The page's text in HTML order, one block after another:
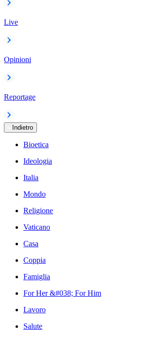
Live
Opinioni
Reportage
Indietro
Bioetica
Ideologia
Italia
Mondo
Religione
Vaticano
Casa
Coppia
Famiglia
For Her &#038; For Him
Lavoro
Salute